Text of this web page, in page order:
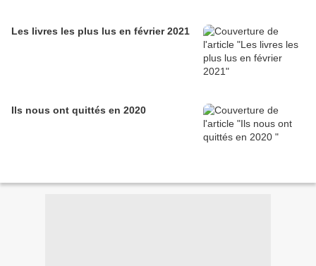
Les livres les plus lus en février 2021
Ils nous ont quittés en 2020